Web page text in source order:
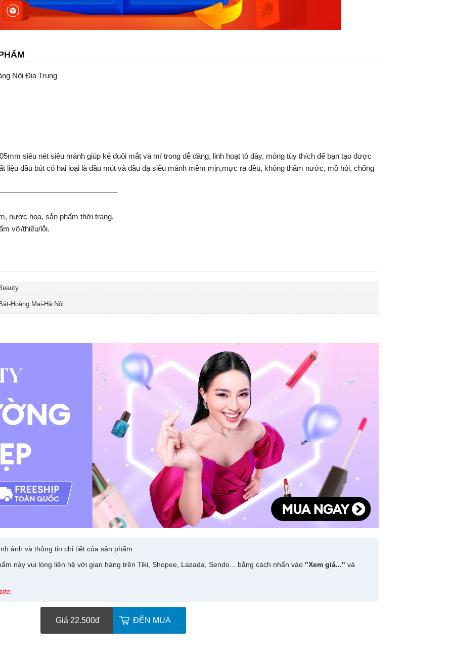
Nội Địa Trung
siêu nét siêu mảnh giúp kẻ đuôi mắt và mí trong dễ dàng, linh hoạt tô dày, mỏng tùy thích để bạn tạo được
liệu đầu bút có hai loại là đầu mút và đầu dạ siêu mảnh mềm mịn,mực ra đều, không thấm nước, mồ hôi, chống
nước hoa, sản phẩm thời trang.
vỡ/thiếu/lỗi.
Hoàng Mai-Hà Nội
ảnh và thông tin chi tiết của sản phẩm.
này vui lòng liên hệ với gian hàng trên Tiki, Shopee, Lazada, Sendo... bằng cách nhấn vào "Xem giá..." và
Giá 22.500đ ĐẾN MUA